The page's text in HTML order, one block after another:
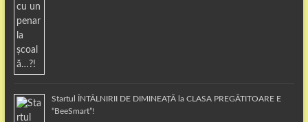
Startul ÎNTÂLNIRII DE DIMINEAȚĂ la CLASA PREGĂTITOARE E
“BeeSmart”!